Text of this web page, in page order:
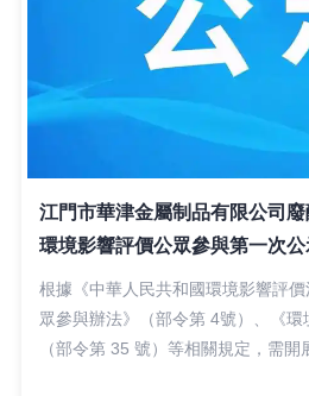
江門市華津金屬制品有限公司
環境影響評價公眾參與第一次公
根據《中華人民共和國環境影響評
眾參與辦法》（部令第 4號）、《環
（部令第 35 號）等相關規定，需開